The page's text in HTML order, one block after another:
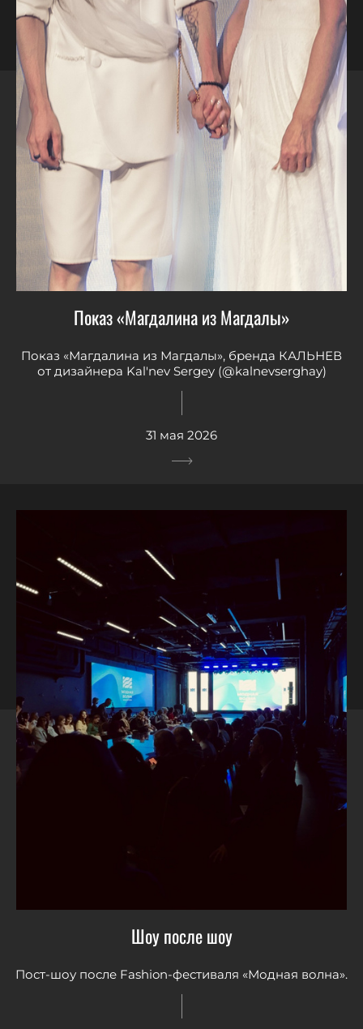
Показ «Магдалина из Магдалы»
Показ «Магдалина из Магдалы», бренда КАЛЬНЕВ
от дизайнера Kal'nev Sergey (@kalnevserghay)
31 мая 2026
Шоу после шоу
Пост-шоу после Fashion-фестиваля «Модная волна».